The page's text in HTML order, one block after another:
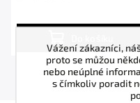
Vážení zákazníci,
proto se můžou
nebo neúplné
s čímkoliv poradit